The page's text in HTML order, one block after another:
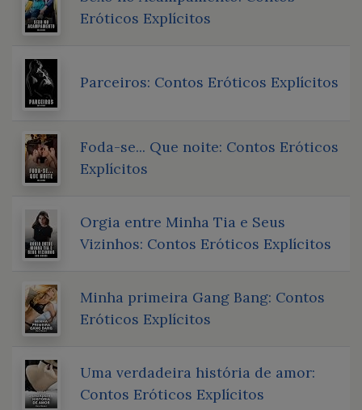
Eróticos Explícitos
Parceiros: Contos Eróticos Explícitos
Foda-se... Que noite: Contos Eróticos
Explícitos
Orgia entre Minha Tia e Seus
Vizinhos: Contos Eróticos Explícitos
Minha primeira Gang Bang: Contos
Eróticos Explícitos
Uma verdadeira história de amor:
Contos Eróticos Explícitos